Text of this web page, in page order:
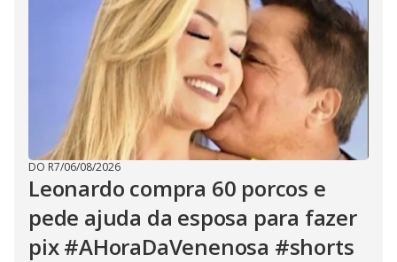
DO R7/06/08/2026
Leonardo compra 60 porcos e
pede ajuda da esposa para fazer
pix #AHoraDaVenenosa #shorts